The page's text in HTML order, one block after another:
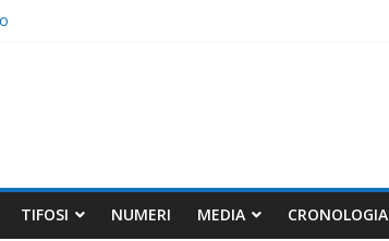
non bastano
TIFOSI NUMERI MEDIA CRONOLOGIA